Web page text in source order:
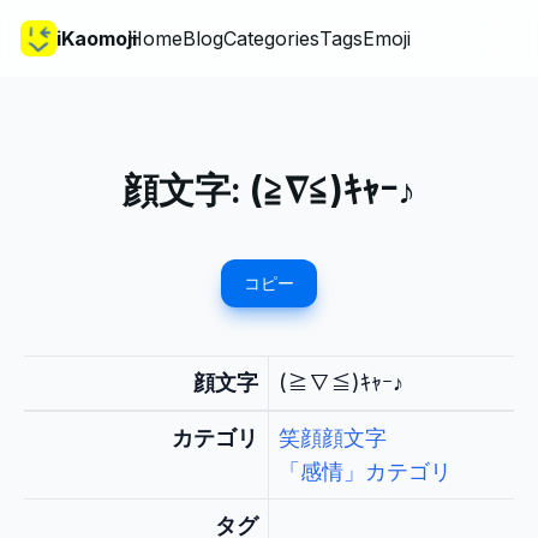
iKaomojiHomeBlogCategoriesTagsEmoji
顔文字: (≧∇≦)ｷｬｰ♪
コピー
顔文字 (≧∇≦)ｷｬｰ♪
カテゴリ
笑顔顔文字
「感情」カテゴリ
タグ